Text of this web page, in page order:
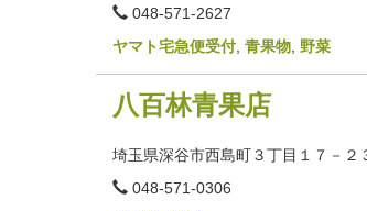
電
番
号
048-571-2627
ヤマト宅急便受付, 青果物 野菜
八百林青果店
埼玉県深谷市西島町３丁目１７－２
電
048-571-0306